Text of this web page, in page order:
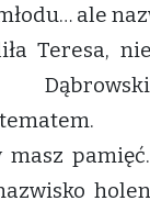
ale
Teresa,